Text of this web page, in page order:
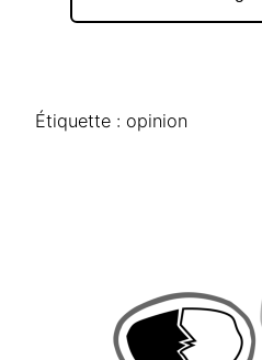
Étiquette : opinion